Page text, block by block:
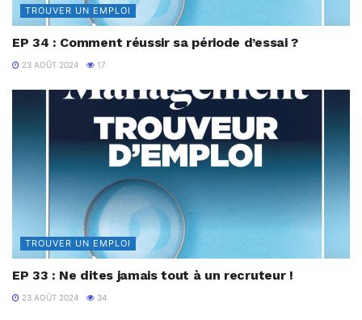
TROUVER UN EMPLOI
EP 34 : Comment réussir sa période d’essai ?
23 AOÛT 2024 17
TROUVER UN EMPLOI
EP 33 : Ne dites jamais tout à un recruteur !
23 AOÛT 2024 34